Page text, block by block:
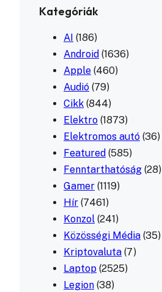
Kategóriák
AI (186)
Android (1636)
Apple (460)
Audió (79)
Cikk (844)
Elektro (1873)
Elektromos autó (36)
Featured (585)
Fenntarthatóság (28)
Gamer (1119)
Hír (7461)
Konzol (241)
Közösségi Média (35)
Kriptovaluta (7)
Laptop (2525)
Legion (38)